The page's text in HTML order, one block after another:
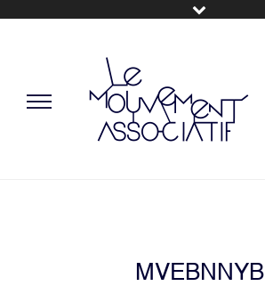
MVEBNNYB